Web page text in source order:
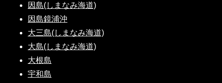
因島(しまなみ海道)
因島鏡浦沖
大三島(しまなみ海道)
大島(しまなみ海道)
大根島
宇和島